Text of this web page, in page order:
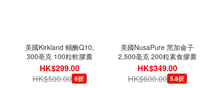
美國Kirkland 輔酶Q10,
300亳克 100粒軟膠囊
HK$299.00
HK$500.00 6折
美國NusaPure 黑加侖子
2,500毫克 200粒素食膠囊
HK$349.00
HK$600.00 5.8折